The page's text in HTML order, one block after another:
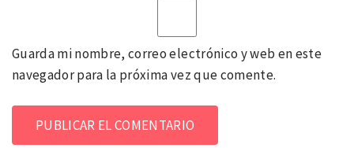
Guarda mi nombre, correo electrónico y web en este
navegador para la próxima vez que comente.